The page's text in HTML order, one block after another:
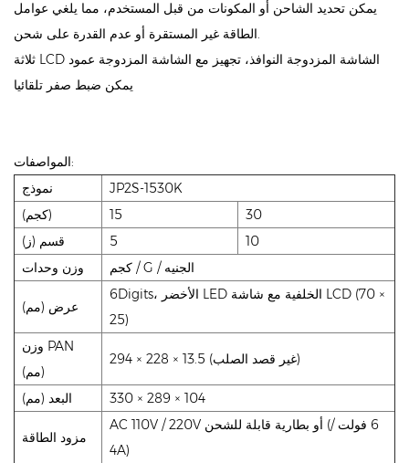
يمكن تحديد الشاحن أو المكونات من قبل المستخدم، مما يلغي عوامل
الطاقة غير المستقرة أو عدم القدرة على شحن.
ثلاثة LCD الشاشة المزدوجة النوافذ، تجهيز مع الشاشة المزدوجة عمود
يمكن ضبط صفر تلقائيا
المواصفات:
نموذج
JP2S-1530K
(كجم)
15
30
قسم (ز)
5
10
وزن وحدات
كجم / G / الجنيه
عرض (مم)
6Digits، الأخضر LED الخلفية مع شاشة LCD (70 ×
25)
وزن PAN
(مم)
294 × 228 × 13.5 (غير قصد الصلب)
البعد (مم) 330 × 289 × 104
مزود الطاقة
AC 110V / 220V أو بطارية قابلة للشحن (6 فولت /
4A)